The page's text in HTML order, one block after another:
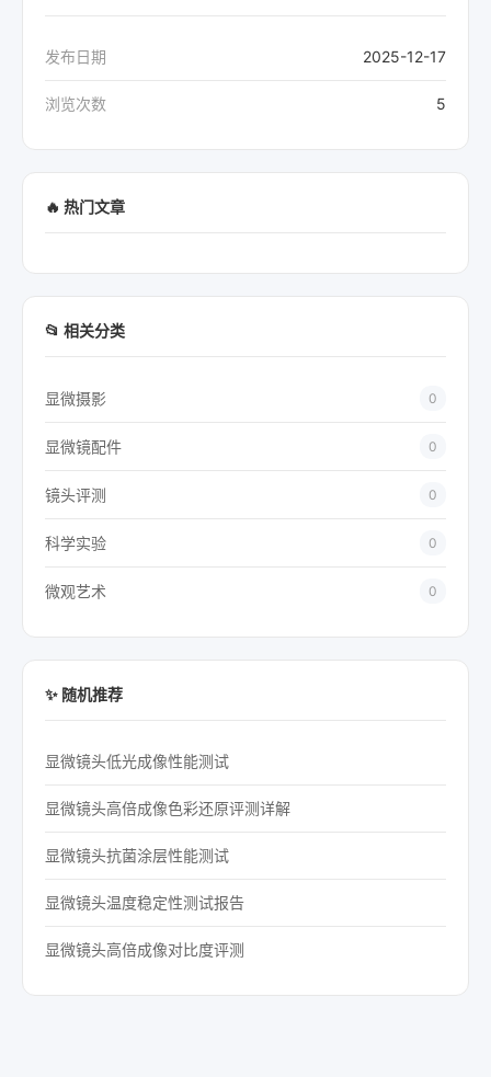
发布日期 2025-12-17
浏览次数 5
🔥 热门文章
📂 相关分类
显微摄影 0
显微镜配件 0
镜头评测 0
科学实验 0
微观艺术 0
✨ 随机推荐
显微镜头低光成像性能测试
显微镜头高倍成像色彩还原评测详解
显微镜头抗菌涂层性能测试
显微镜头温度稳定性测试报告
显微镜头高倍成像对比度评测